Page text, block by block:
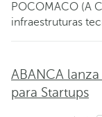
POCOMACO (A
infraestruturas
ABANCA
para Startups